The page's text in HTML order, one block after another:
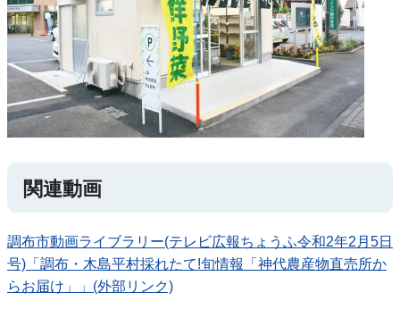
関連動画
調布市動画ライブラリー(テレビ広報ちょうふ令和2年2月5日
号)「調布・木島平村採れたて!旬情報「神代農産物直売所か
らお届け」」(外部リンク)